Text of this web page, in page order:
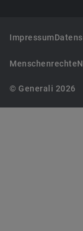
Impressum
Menschenrechte
© Generali 2026